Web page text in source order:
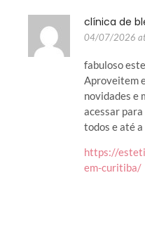
clínica de
04/07/2026
fabuloso
Aproveitem
novidades e
acessar
todos e até
https://
em-curitiba/